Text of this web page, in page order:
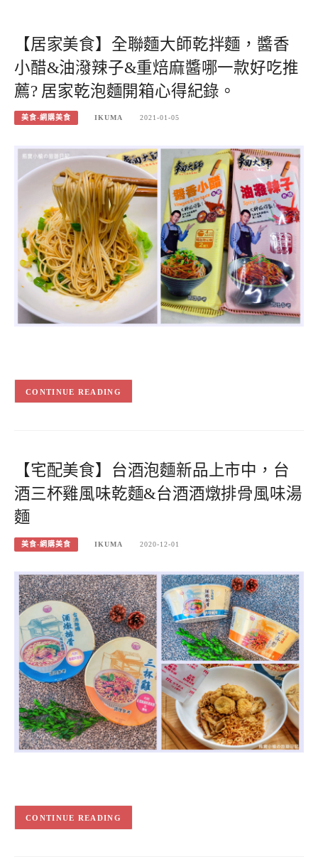
【居家美食】全聯麵大師乾拌麵，醬香
小醋&油潑辣子&重焙麻醬哪一款好吃推
薦? 居家乾泡麵開箱心得紀錄。
美食-網購美食 IKUMA 2021-01-05
CONTINUE READING
【宅配美食】台酒泡麵新品上市中，台
酒三杯雞風味乾麵&台酒酒燉排骨風味湯
麵
美食-網購美食 IKUMA 2020-12-01
CONTINUE READING